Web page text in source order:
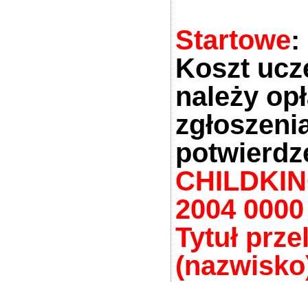
Startowe:
Koszt
należy
2004
Tytuł